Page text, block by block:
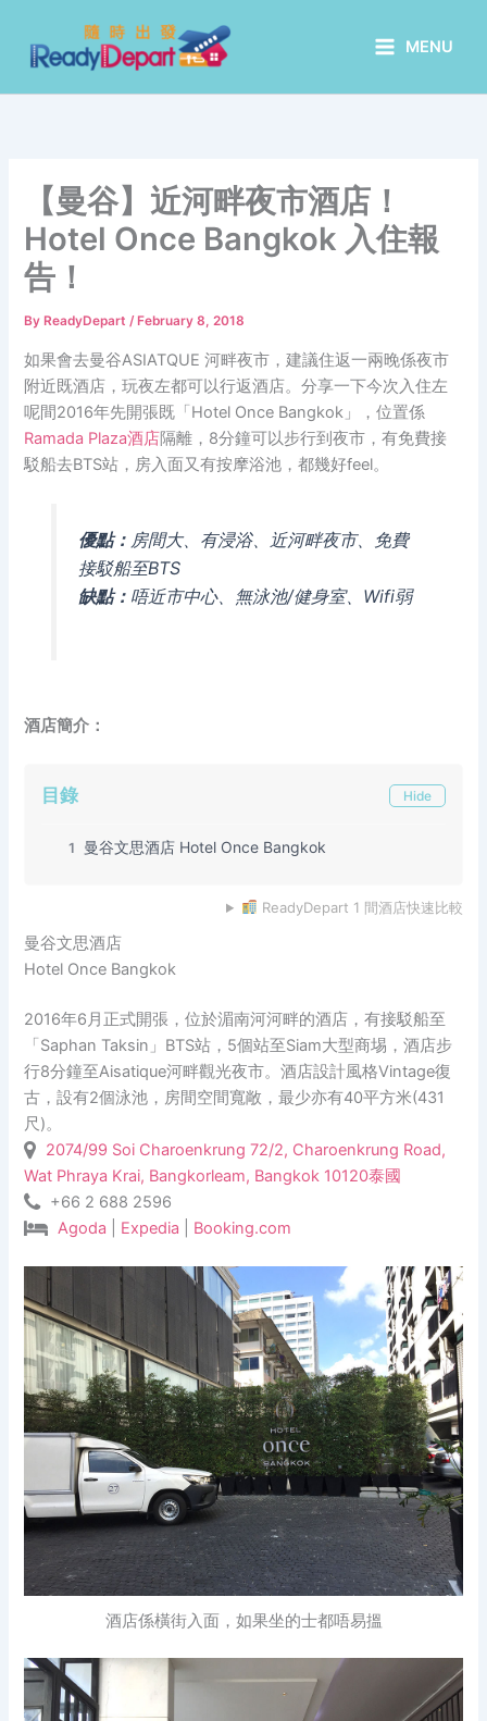
content
MENU
【曼谷】近河畔夜市酒店！
Hotel Once Bangkok 入住報
告！
By ReadyDepart/ February 8, 2018
如果會去曼谷ASIATQUE 河畔夜市，建議住返一兩晚係夜市
附近既酒店，玩夜左都可以行返酒店。分享一下今次入住左
呢間2016年先開張既「Hotel Once Bangkok」，位置係
Ramada Plaza酒店隔離，8分鐘可以步行到夜市，有免費接
駁船去BTS站，房入面又有按摩浴池，都幾好feel。
優點： 房間大、有浸浴、近河畔夜市、免費
接駁船至BTS
缺點： 唔近市中心、無泳池/健身室、Wifi弱
酒店簡介：
目錄 Hide
1 曼谷文思酒店 Hotel Once Bangkok
ReadyDepart 1 間酒店快速比較
曼谷文思酒店
Hotel Once Bangkok
2016年6月正式開張，位於湄南河河畔的酒店，有接駁船至
「Saphan Taksin」BTS站，5個站至Siam大型商埸，酒店步
行8分鐘至Aisatique河畔觀光夜市。酒店設計風格Vintage復
古，設有2個泳池，房間空間寬敞，最少亦有40平方米(431
尺)。
2074/99 Soi Charoenkrung 72/2, Charoenkrung Road,
Wat Phraya Krai, Bangkorleam, Bangkok 10120泰國
+66 2 688 2596
Agoda
Expedia Booking.com
酒店係橫街入面，如果坐的士都唔易搵